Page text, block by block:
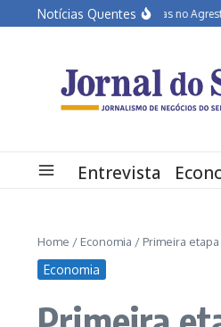
Ir para o conteúdo
Notícias Quentes
BR-232 entra em obras no Agreste com
Entrevista
Home / Economia / Primeira
Economia